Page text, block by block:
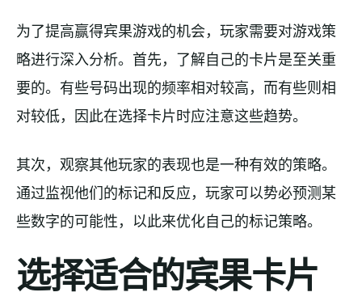
为了提高赢得宾果游戏的机会，玩家需要对游戏策
略进行深入分析。首先，了解自己的卡片是至关重
要的。有些号码出现的频率相对较高，而有些则相
对较低，因此在选择卡片时应注意这些趋势。
其次，观察其他玩家的表现也是一种有效的策略。
通过监视他们的标记和反应，玩家可以势必预测某
些数字的可能性，以此来优化自己的标记策略。
选择适合的宾果卡片